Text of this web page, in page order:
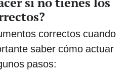
correctos cuando
saber cómo actuar
pasos: